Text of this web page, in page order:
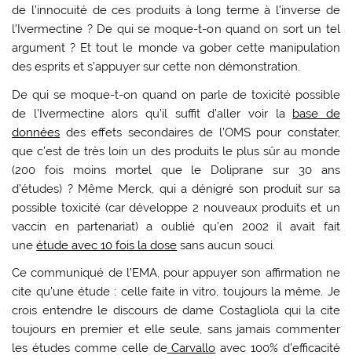
de l’innocuité de ces produits à long terme à l’inverse de
l’Ivermectine ? De qui se moque-t-on quand on sort un tel
argument ? Et tout le monde va gober cette manipulation
des esprits et s’appuyer sur cette non démonstration.
De qui se moque-t-on quand on parle de toxicité possible
de l’Ivermectine alors qu’il suffit d’aller voir la base de
données des effets secondaires de l’OMS pour constater,
que c’est de très loin un des produits le plus sûr au monde
(200 fois moins mortel que le Doliprane sur 30 ans
d’études) ? Même Merck, qui a dénigré son produit sur sa
possible toxicité (car développe 2 nouveaux produits et un
vaccin en partenariat) a oublié qu’en 2002 il avait fait
uneétude avec 10 fois la dose sans aucun souci.
Ce communiqué de l’EMA, pour appuyer son affirmation ne
cite qu’une étude : celle faite in vitro, toujours la même. Je
crois entendre le discours de dame Costagliola qui la cite
toujours en premier et elle seule, sans jamais commenter
les études comme celle deCarvallo avec 100% d’efficacité